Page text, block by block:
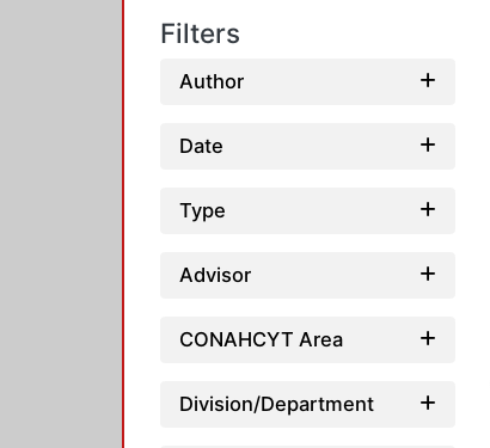
Filters
Author
Date
Type
Advisor
CONAHCYT Area
Division/Department